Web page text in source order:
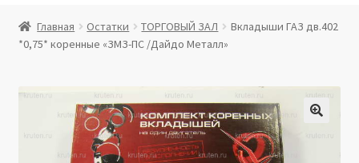
Витрина
Мой аккаунт
Политика в отношении обработки персональных
данных
Главная Остатки ТОРГОВЫЙ ЗАЛ
Вкладыши ГАЗ дв.402
*0,75* коренные «ЗМЗ-ПС /Дайдо Металл»